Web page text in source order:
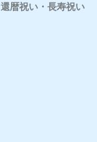
還暦祝い・長寿祝い